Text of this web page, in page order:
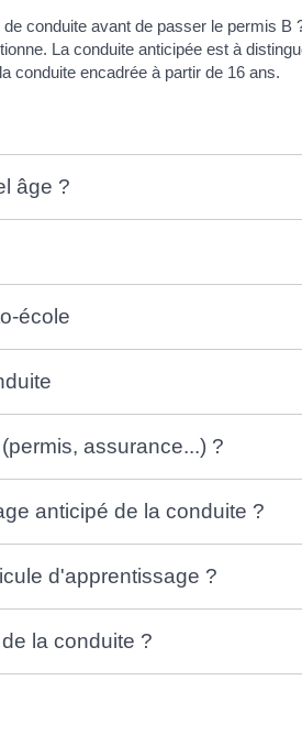
conduite avant de passer le permis
La conduite anticipée est à
conduite encadrée à partir de 16 ans.
âge ?
école
assurance...) ?
anticipé de la conduite ?
d'apprentissage ?
la conduite ?